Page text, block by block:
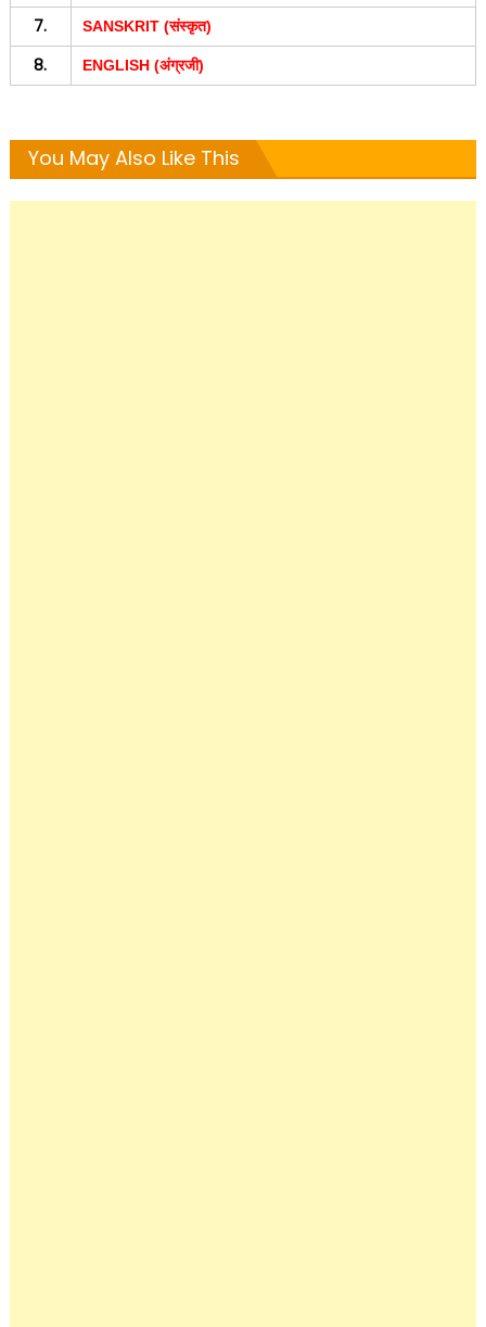
7. SANSKRIT (संस्कृत)
8. ENGLISH (अंग्रजी)
You May Also Like This